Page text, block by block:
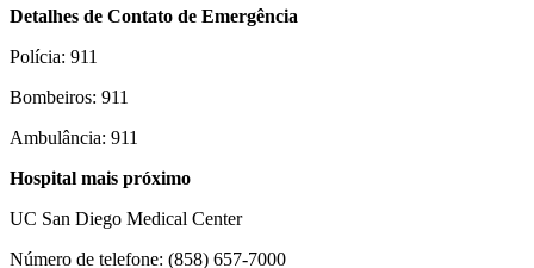
Detalhes de Contato de Emergência
Polícia: 911
Bombeiros: 911
Ambulância: 911
Hospital mais próximo
UC San Diego Medical Center
Número de telefone: (858) 657-7000